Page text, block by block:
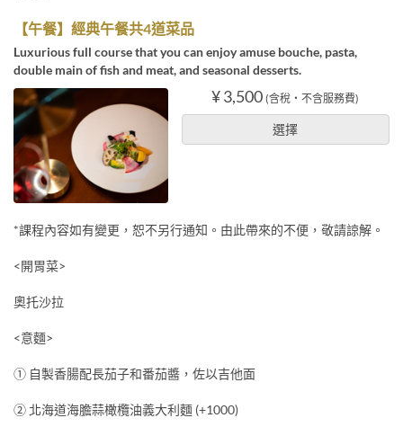
【午餐】經典午餐共4道菜品
Luxurious full course that you can enjoy amuse bouche, pasta,
double main of fish and meat, and seasonal desserts.
¥ 3,500 (含稅・不含服務費)
選擇
*課程內容如有變更，恕不另行通知。由此帶來的不便，敬請諒解。
<開胃菜>
奧托沙拉
<意麵>
① 自製香腸配長茄子和番茄醬，佐以吉他面
② 北海道海膽蒜橄欖油義大利麵 (+1000)